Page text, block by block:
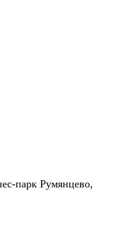
парк Румянцево,